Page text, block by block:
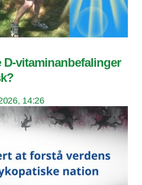
D-vitaminanbefalinger
14:26